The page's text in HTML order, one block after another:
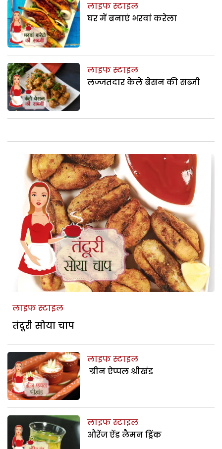
लाइफ स्टाइल
घर में बनाएं भरवां करेला
लाइफ स्टाइल
लज्जतदार केले बेसन की सब्जी
लाइफ स्टाइल
तंदूरी सोया चाप
लाइफ स्टाइल
ग्रीन ऐप्पल श्रीखंड
लाइफ स्टाइल
औरेंज ऐंड लैमन ड्रिंक